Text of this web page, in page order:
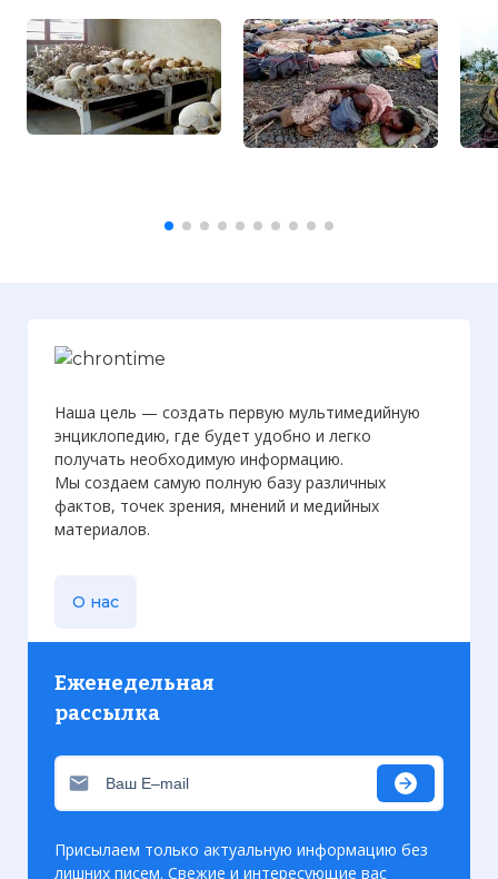
Наша цель — создать первую мультимедийную
энциклопедию, где будет удобно и легко
получать необходимую информацию.
Мы создаем самую полную базу различных
фактов, точек зрения, мнений и медийных
материалов.
О нас
Еженедельная
рассылка
Присылаем только актуальную информацию без
лишних писем. Свежие и интересующие вас